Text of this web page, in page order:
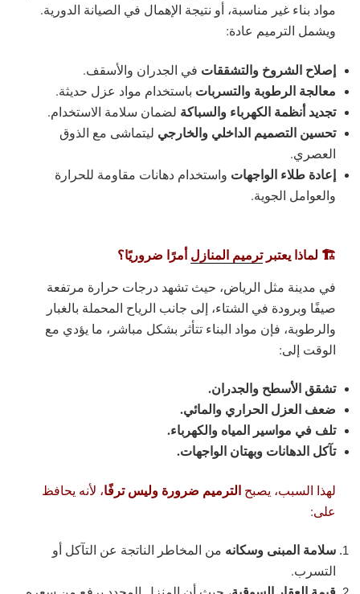
مواد بناء غير مناسبة، أو نتيجة الإهمال في الصيانة الدورية.
ويشمل الترميم عادة:
إصلاح الشروخ والتشققات في الجدران والأسقف.
معالجة الرطوبة والتسربات باستخدام مواد عزل حديثة.
تجديد أنظمة الكهرباء والسباكة لضمان سلامة الاستخدام.
تحسين التصميم الداخلي والخارجي ليتماشى مع الذوق
العصري.
إعادة طلاء الواجهات واستخدام دهانات مقاومة للحرارة
والعوامل الجوية.
🏗️ لماذا يعتبرترميم المنازلأمرًا ضروريًا؟
في مدينة مثل الرياض، حيث تشهد درجات حرارة مرتفعة
صيفًا وبرودة في الشتاء، إلى جانب الرياح المحملة بالغبار
والرطوبة، فإن مواد البناء تتأثر بشكل مباشر، ما يؤدي مع
الوقت إلى:
تشقق الأسطح والجدران.
ضعف العزل الحراري والمائي.
تلف في مواسير المياه والكهرباء.
تآكل الدهانات وبهتان الواجهات.
لهذا السبب، يصبح الترميم ضرورة وليس ترفًا، لأنه يحافظ
على:
سلامة المبنى وسكانه من المخاطر الناتجة عن التآكل أو
التسرب.